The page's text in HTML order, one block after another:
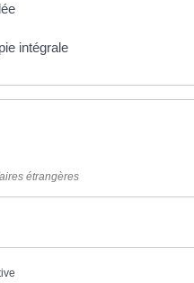
intégrale
étrangères